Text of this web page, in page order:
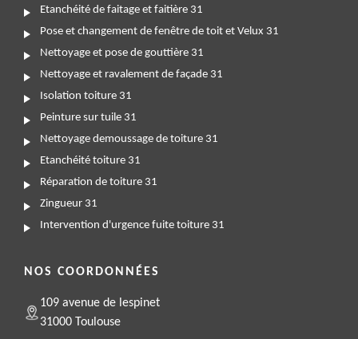
Etanchéité de faitage et faitière 31
Pose et changement de fenêtre de toit et Velux 31
Nettoyage et pose de gouttière 31
Nettoyage et ravalement de façade 31
Isolation toiture 31
Peinture sur tuile 31
Nettoyage demoussage de toiture 31
Etanchéité toiture 31
Réparation de toiture 31
Zingueur 31
Intervention d'urgence fuite toiture 31
NOS COORDONNÉES
109 avenue de lespinet
31000 Toulouse